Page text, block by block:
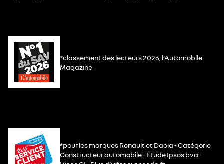
*classement des lecteurs 2026, l’Automobile
Magazine
*pour les marques Renault et Dacia - Catégorie
Constructeur automobile - Étude Ipsos bva -